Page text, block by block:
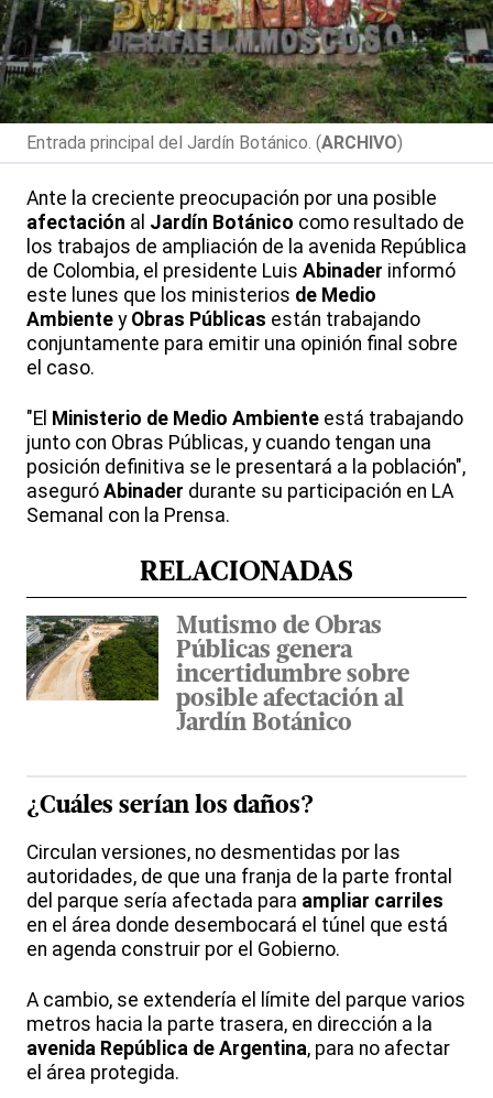
Entrada principal del Jardín Botánico. (ARCHIVO)
Ante la creciente preocupación por una posible
afectación al Jardín Botánico como resultado de
los trabajos de ampliación de la avenida República
de Colombia, el presidente Luis Abinader informó
este lunes que los ministerios de Medio
Ambiente y Obras Públicas están trabajando
conjuntamente para emitir una opinión final sobre
el caso.
"El Ministerio de Medio Ambiente está trabajando
junto con Obras Públicas, y cuando tengan una
posición definitiva se le presentará a la población",
aseguró Abinader durante su participación en LA
Semanal con la Prensa.
RELACIONADAS
Mutismo de Obras
Públicas genera
incertidumbre sobre
posible afectación al
Jardín Botánico
¿Cuáles serían los daños?
Circulan versiones, no desmentidas por las
autoridades, de que una franja de la parte frontal
del parque sería afectada para ampliar carriles
en el área donde desembocará el túnel que está
en agenda construir por el Gobierno.
A cambio, se extendería el límite del parque varios
metros hacia la parte trasera, en dirección a la
avenida República de Argentina, para no afectar
el área protegida.